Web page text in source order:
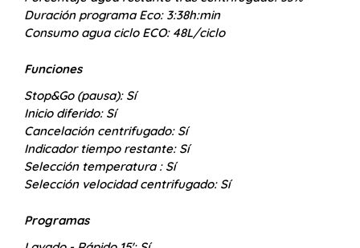
Duración programa Eco: 3:38h:min
Consumo agua ciclo ECO: 48L/ciclo
Funciones
Stop&Go (pausa): Sí
Inicio diferido: Sí
Cancelación centrifugado: Sí
Indicador tiempo restante: Sí
Selección temperatura : Sí
Selección velocidad centrifugado: Sí
Programas